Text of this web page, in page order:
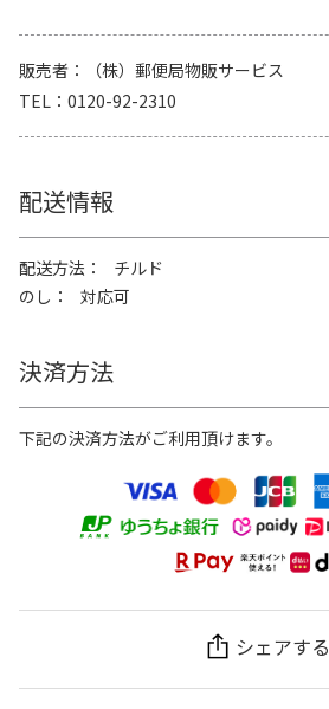
販売者
（株）郵便局物販サービス
TEL
0120-92-2310
配送情報
配送方法
チルド
のし
対応可
決済方法
下記の決済方法がご利用頂けます。
シェアする